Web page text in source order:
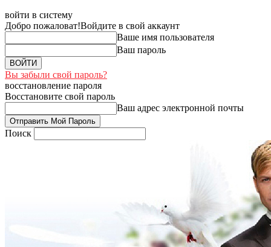
войти в систему
Добро пожаловат!Войдите в свой аккаунт
Ваше имя пользователя
Ваш пароль
Вы забыли свой пароль?
восстановление пароля
Восстановите свой пароль
Ваш адрес электронной почты
Поиск